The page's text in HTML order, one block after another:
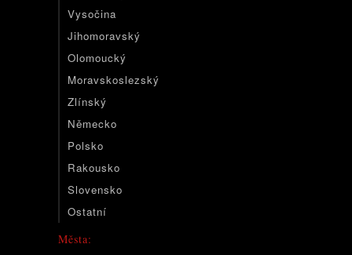
Vysočina
Jihomoravský
Olomoucký
Moravskoslezský
Zlínský
Německo
Polsko
Rakousko
Slovensko
Ostatní
Města: